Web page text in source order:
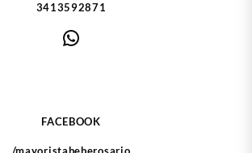
3413592871
WhatsApp
FACEBOOK